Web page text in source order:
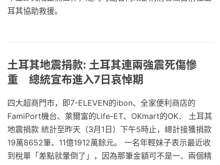
耳其協助救援。
土耳其地震捐款: 土耳其連兩強震死傷慘
重 總統宣布進入7日哀悼期
四大超商門市，即7-ELEVEN的ibon、全家便利商店的
FamiPort機台、萊爾富的Life-ET、OKmart的OK． 土耳其
地震捐款 統計至昨天（3月1日）下午5時止，總計接獲捐款
19萬8652筆、11億1912萬餘元。 一名年輕妹子表示最近收
到稅單「差點就暈倒了」，因為那筆金額可不是一、兩個精